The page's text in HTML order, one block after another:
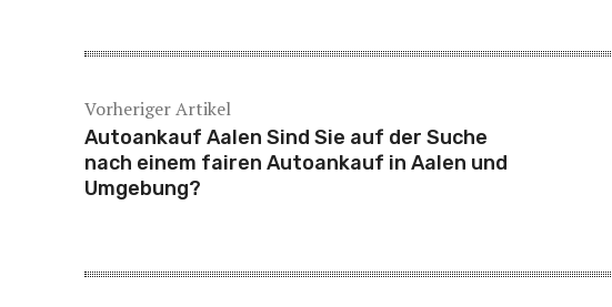
Vorheriger Artikel
Autoankauf Aalen Sind Sie auf der Suche
nach einem fairen Autoankauf in Aalen und
Umgebung?